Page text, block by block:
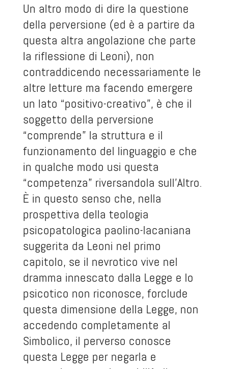
Un altro modo di dire la questione
della perversione (ed è a partire da
questa altra angolazione che parte
la riflessione di Leoni), non
contraddicendo necessariamente le
altre letture ma facendo emergere
un lato “positivo-creativo”, è che il
soggetto della perversione
“comprende” la struttura e il
funzionamento del linguaggio e che
in qualche modo usi questa
“competenza” riversandola sull’Altro.
È in questo senso che, nella
prospettiva della teologia
psicopatologica paolino-lacaniana
suggerita da Leoni nel primo
capitolo, se il nevrotico vive nel
dramma innescato dalla Legge e lo
psicotico non riconosce, forclude
questa dimensione della Legge, non
accedendo completamente al
Simbolico, il perverso conosce
questa Legge per negarla e